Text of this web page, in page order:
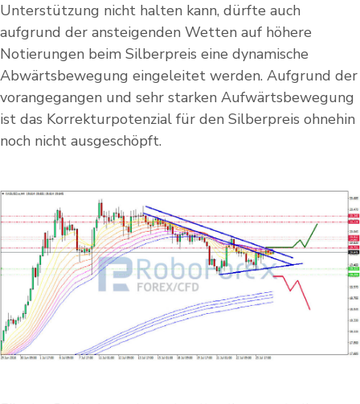
Unterstützung nicht halten kann, dürfte auch
aufgrund der ansteigenden Wetten auf höhere
Notierungen beim Silberpreis eine dynamische
Abwärtsbewegung eingeleitet werden. Aufgrund der
vorangegangen und sehr starken Aufwärtsbewegung
ist das Korrekturpotenzial für den Silberpreis ohnehin
noch nicht ausgeschöpft.